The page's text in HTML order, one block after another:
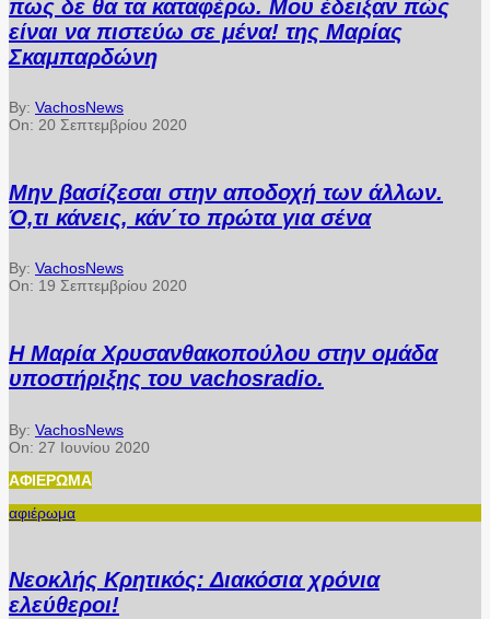
πως δε θα τα καταφέρω. Μου έδειξαν πώς
είναι να πιστεύω σε μένα! της Μαρίας
Σκαμπαρδώνη
By: VachosNews
On: 20 Σεπτεμβρίου 2020
Μην βασίζεσαι στην αποδοχή των άλλων.
Ό,τι κάνεις, κάν΄το πρώτα για σένα
By: VachosNews
On: 19 Σεπτεμβρίου 2020
Η Μαρία Χρυσανθακοπούλου στην ομάδα
υποστήριξης του vachosradio.
By: VachosNews
On: 27 Ιουνίου 2020
ΑΦΙΈΡΩΜΑ
αφιέρωμα
Νεοκλής Κρητικός: Διακόσια χρόνια
ελεύθεροι!